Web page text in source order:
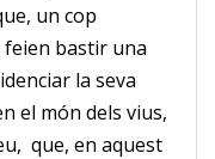
un cop
feien bastir una
la seva
el món dels vius,
que, en aquest